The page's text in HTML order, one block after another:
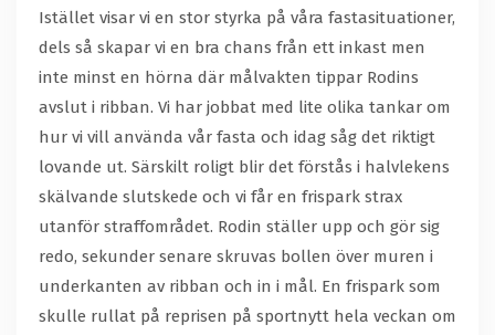
Istället visar vi en stor styrka på våra fastasituationer,
dels så skapar vi en bra chans från ett inkast men
inte minst en hörna där målvakten tippar Rodins
avslut i ribban. Vi har jobbat med lite olika tankar om
hur vi vill använda vår fasta och idag såg det riktigt
lovande ut. Särskilt roligt blir det förstås i halvlekens
skälvande slutskede och vi får en frispark strax
utanför straffområdet. Rodin ställer upp och gör sig
redo, sekunder senare skruvas bollen över muren i
underkanten av ribban och in i mål. En frispark som
skulle rullat på reprisen på sportnytt hela veckan om